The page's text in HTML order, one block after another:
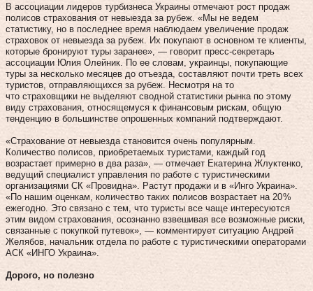
В ассоциации лидеров турбизнеса Украины отмечают рост продаж
полисов страхования от невыезда за рубеж. «Мы не ведем
статистику, но в последнее время наблюдаем увеличение продаж
страховок от невыезда за рубеж. Их покупают в основном те клиенты,
которые бронируют туры заранее», — говорит пресс-секретарь
ассоциации Юлия Олейник. По ее словам, украинцы, покупающие
туры за несколько месяцев до отъезда, составляют почти треть всех
туристов, отправляющихся за рубеж. Несмотря на то
что страховщики не выделяют сводной статистики рынка по этому
виду страхования, относящемуся к финансовым рискам, общую
тенденцию в большинстве опрошенных компаний подтверждают.
«Страхование от невыезда становится очень популярным.
Количество полисов, приобретаемых туристами, каждый год
возрастает примерно в два раза», — отмечает Екатерина Жлуктенко,
ведущий специалист управления по работе с туристическими
организациями СК «Провидна». Растут продажи и в «Инго Украина».
«По нашим оценкам, количество таких полисов возрастает на 20 %
ежегодно. Это связано с тем, что туристы все чаще интересуются
этим видом страхования, осознанно взвешивая все возможные риски,
связанные с покупкой путевок», — комментирует ситуацию Андрей
Желябов, начальник отдела по работе с туристическими операторами
АСК «ИНГО Украина».
Дорого, но полезно